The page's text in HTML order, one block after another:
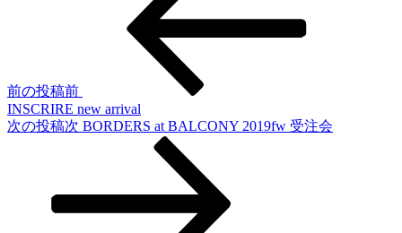
前の投稿前
INSCRIRE new arrival
次の投稿次 BORDERS at BALCONY 2019fw 受注会